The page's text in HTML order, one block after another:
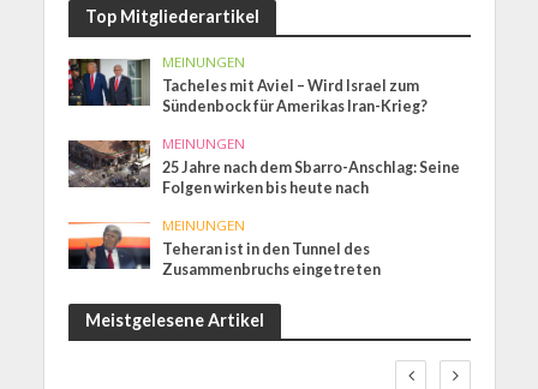
Top Mitgliederartikel
MEINUNGEN
Tacheles mit Aviel – Wird Israel zum
Sündenbock für Amerikas Iran-Krieg?
MEINUNGEN
25 Jahre nach dem Sbarro-Anschlag: Seine
Folgen wirken bis heute nach
MEINUNGEN
Teheran ist in den Tunnel des
Zusammenbruchs eingetreten
Meistgelesene Artikel